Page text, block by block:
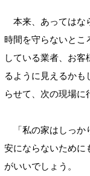
本来、あってはな
時間を守らないとこ
している業者、お
るように見えるかも
らせて、次の現場に
「私の家はしっか
安にならないために
がいいでしょう。